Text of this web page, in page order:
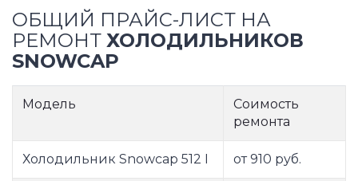
ОБЩИЙ ПРАЙС-ЛИСТ НА
РЕМОНТ ХОЛОДИЛЬНИКОВ
SNOWCAP
Модель
Соимость
ремонта
Холодильник Snowcap 512 I от 910 руб.